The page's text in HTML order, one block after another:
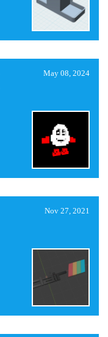
May 08, 2024
Nov 27, 2021